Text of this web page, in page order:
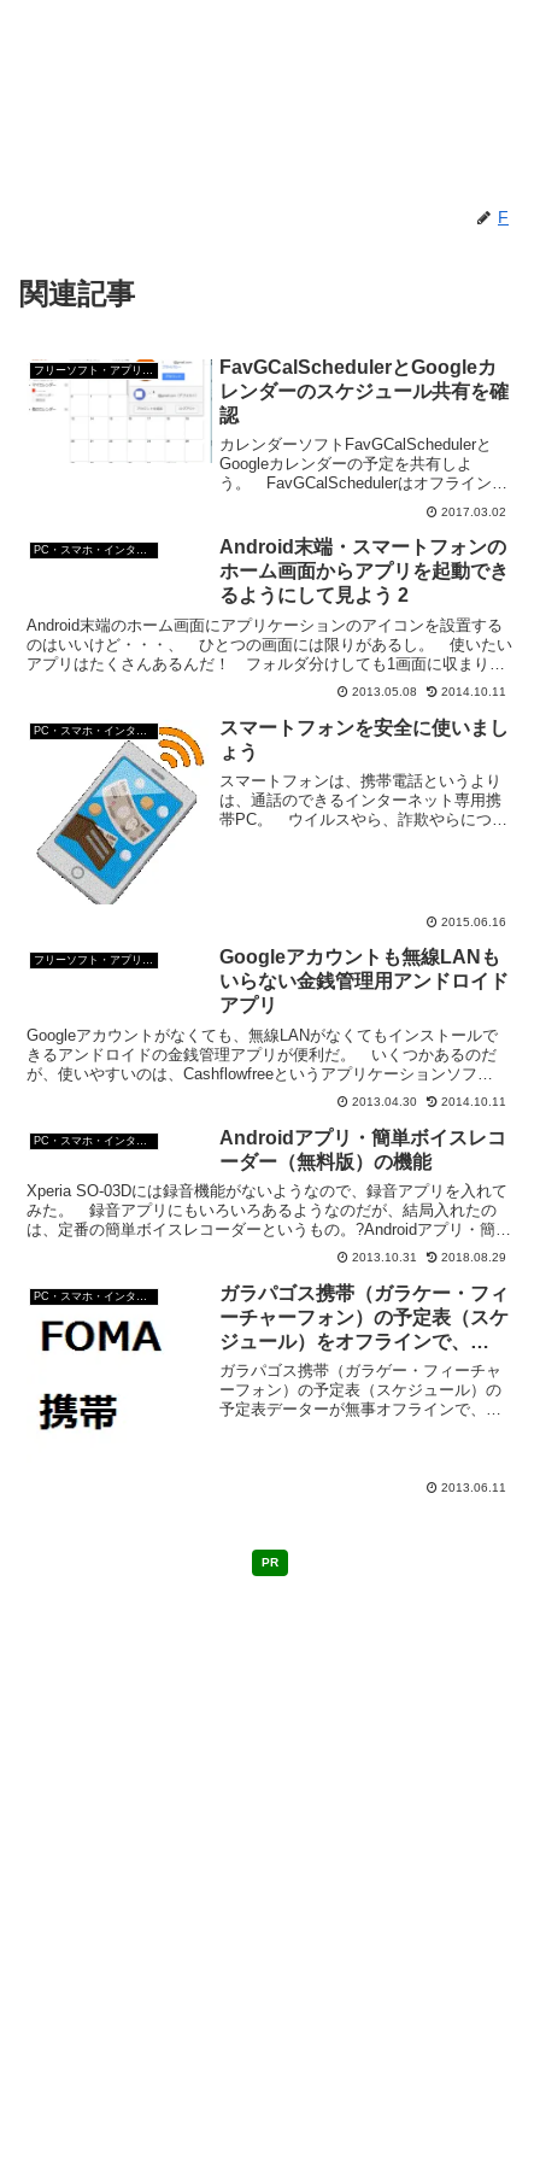
F
関連記事
フリーソフト・アプリ・Webサービス
FavGCalSchedulerとGoogleカ
レンダーのスケジュール共有を確
認
カレンダーソフトFavGCalSchedulerと
Googleカレンダーの予定を共有しよ
う。 FavGCalSchedulerはオフラインで
管理するスケジュールアプリ。 一方、
Googleカレンダーは言わずと知れた、オ
ンラインスケジュールア...
2017.03.02
PC・スマホ・インターネットトラブルの解消方法
Android末端・スマートフォンの
ホーム画面からアプリを起動でき
るようにして見よう 2
Android末端のホーム画面にアプリケーションのアイコンを設置する
のはいいけど・・・、 ひとつの画面には限りがあるし。 使いたい
アプリはたくさんあるんだ！ フォルダ分けしても1画面に収まりき
れないよ！ という人、ご安心あれ。 画面を横に...
2013.05.08 2014.10.11
スマートフォンを安全に使いまし
ょう
スマートフォンは、携帯電話というより
は、通話のできるインターネット専用携
帯PC。 ウイルスやら、詐欺やらについ
2015.06.16
フリーソフト・アプリ・Webサービス
Googleアカウントも無線LANも
いらない金銭管理用アンドロイド
アプリ
Googleアカウントがなくても、無線LANがなくてもインストールで
きるアンドロイドの金銭管理アプリが便利だ。 いくつかあるのだ
が、使いやすいのは、Cashflowfreeというアプリケーションソフ
ト。 豚さんの貯金箱のロゴが目印。 Cas... 2013.04.30 2014.10.11
Androidアプリ・簡単ボイスレコ
ーダー（無料版）の機能
Xperia SO-03Dには録音機能がないようなので、録音アプリを入れて
みた。 録音アプリにもいろいろあるようなのだが、結局入れたの
は、定番の簡単ボイスレコーダーというもの。?Androidアプリ・簡単
2013.10.31 2018.08.29
PC・スマホ・インターネットトラブルの解消方法
ガラパゴス携帯（ガラケー・フィ
ーチャーフォン）の予定表（スケ
ジュール）をオフラインで、
Android末端にコピー
ガラパゴス携帯（ガラゲー・フィーチャ
ーフォン）の予定表（スケジュール）の
予定表データーが無事オフラインで、
2013.06.11
PR